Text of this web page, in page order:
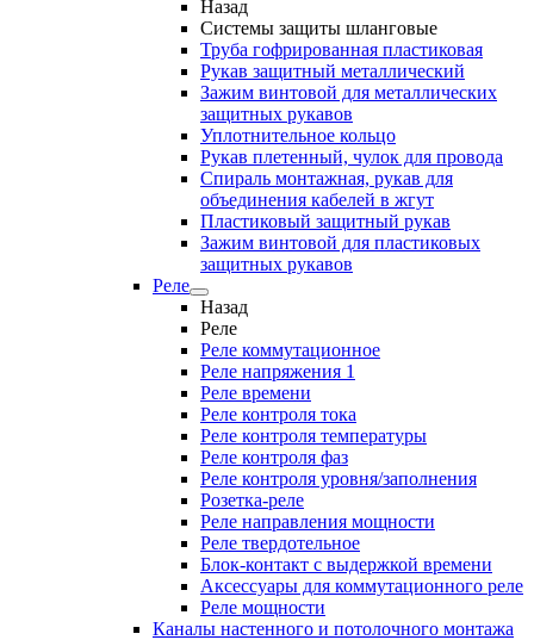
Назад
Системы защиты шланговые
Труба гофрированная пластиковая
Рукав защитный металлический
Зажим винтовой для металлических
защитных рукавов
Уплотнительное кольцо
Рукав плетенный, чулок для провода
Спираль монтажная, рукав для
объединения кабелей в жгут
Пластиковый защитный рукав
Зажим винтовой для пластиковых
защитных рукавов
Реле
Назад
Реле
Реле коммутационное
Реле напряжения 1
Реле времени
Реле контроля тока
Реле контроля температуры
Реле контроля фаз
Реле контроля уровня/заполнения
Розетка-реле
Реле направления мощности
Реле твердотельное
Блок-контакт с выдержкой времени
Аксессуары для коммутационного реле
Реле мощности
Каналы настенного и потолочного монтажа